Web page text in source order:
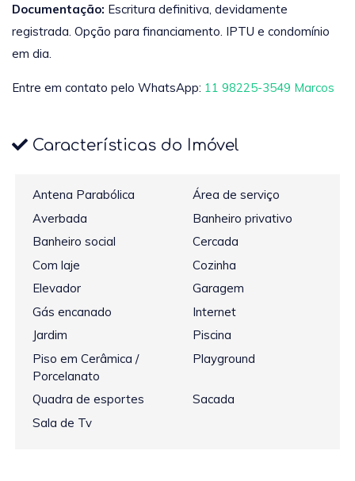
Documentação: Escritura definitiva, devidamente
registrada. Opção para financiamento. IPTU e condomínio
em dia.
Entre em contato pelo WhatsApp: 11 98225-3549 Marcos
Características do Imóvel
Antena Parabólica
Área de serviço
Averbada
Banheiro privativo
Banheiro social
Cercada
Com laje
Cozinha
Elevador
Garagem
Gás encanado
Internet
Jardim
Piscina
Piso em Cerâmica /
Porcelanato
Playground
Quadra de esportes
Sacada
Sala de Tv